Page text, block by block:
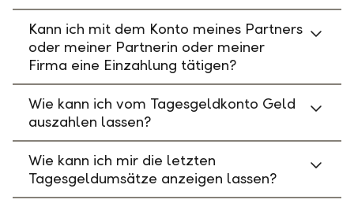
Kann ich mit dem Konto meines Partners
oder meiner Partnerin oder meiner
Firma eine Einzahlung tätigen?
Wie kann ich vom Tagesgeldkonto Geld
auszahlen lassen?
Wie kann ich mir die letzten
Tagesgeldumsätze anzeigen lassen?